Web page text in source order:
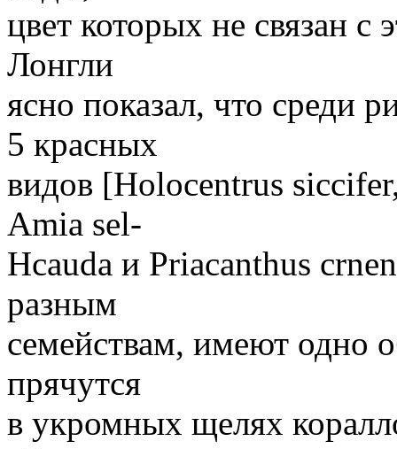
цвет которых не связан
Лонгли
ясно показал, что среди
5 красных
видов [Holocentrus
Amia sel-
Hcauda и Priacanthus
разным
семействам, имеют одно
прячутся
в укромных щелях